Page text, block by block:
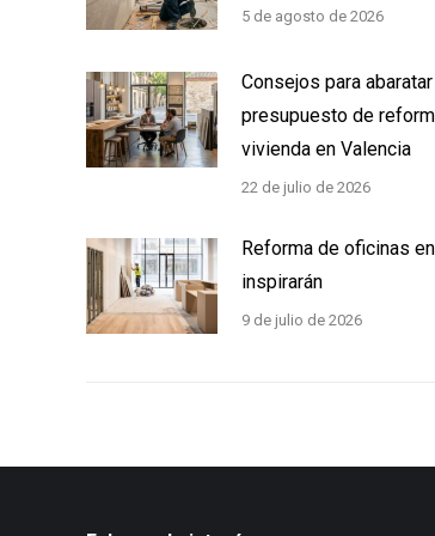
5 de agosto de 2026
Consejos para
presupuesto de
vivienda en Valencia
22 de julio de 2026
Reforma de oficinas
inspirarán
9 de julio de 2026